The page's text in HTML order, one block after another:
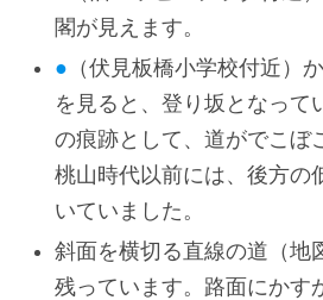
閣が見えます。
● （伏見板橋小学校付近）
を見ると、登り坂となって
の痕跡として、道がでこぼ
桃山時代以前には、後方の
いていました。
斜面を横切る直線の道（地
残っています。路面にかす